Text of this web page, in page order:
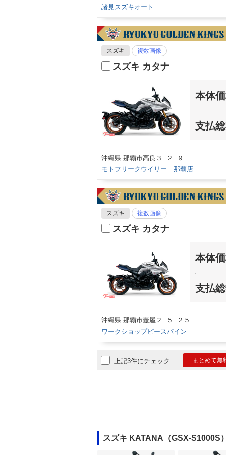
諸見スズキオート
スズキ 複数画像
スズキ カタナ
本体
支払
沖縄県 那覇市高良３−２−９
モトフリークウイリー 那覇店
スズキ 複数画像
スズキ カタナ
本体
支払
沖縄県 那覇市壺屋２−５−２５
ワークショップピースパイン
上記3件にチェック まとめて無
スズキ KATANA（GSX-S1000S